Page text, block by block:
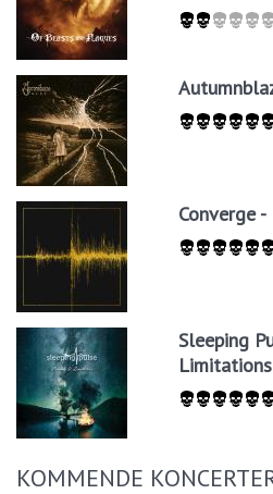
Converge
Sleeping
Limitations
KOMMENDE